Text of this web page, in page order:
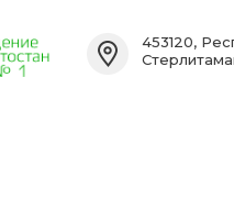
453120,